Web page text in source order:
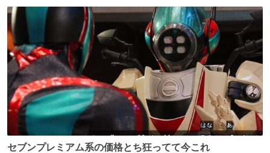
セブンプレミアム系の価格とち狂ってて今これ